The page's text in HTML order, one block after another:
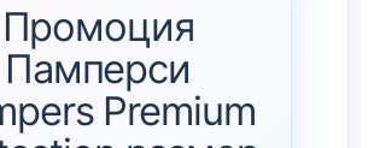
Промоция
Памперси
Premium